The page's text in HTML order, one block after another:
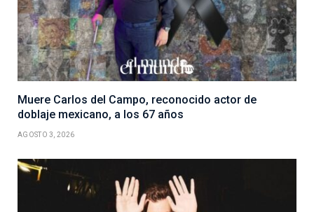
Muere Carlos del Campo, reconocido actor de
doblaje mexicano, a los 67 años
AGOSTO 3, 2026